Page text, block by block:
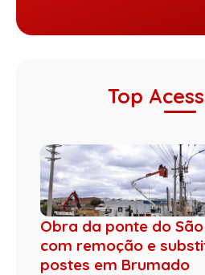
Top
Obra da ponte do
com remoção e
postes em Brumado